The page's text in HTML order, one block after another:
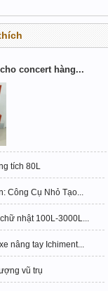
concert hàng...
tích 80L
Công Cụ Nhỏ Tạo...
nhật 100L-3000L...
nâng tay Ichiment...
vũ trụ